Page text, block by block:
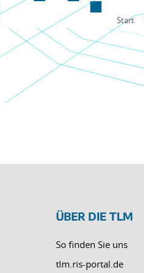
Start
ÜBER DIE TLM
So finden Sie uns
tlm.ris-portal.de